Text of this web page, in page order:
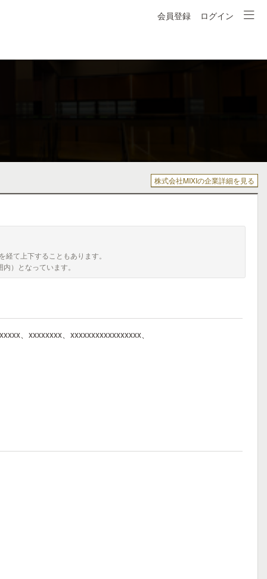
会員登録 ログイン
株式会社MIXIの企業詳細を見る
て上下することもあります。
内）となっています。
、xxxxxxxx、xxxxxxxxxxxxxxxxx、